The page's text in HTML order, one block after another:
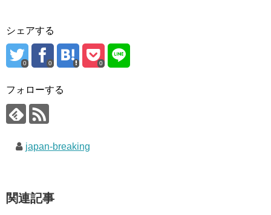
シェアする
0 0 0
フォローする
japan-breaking
関連記事